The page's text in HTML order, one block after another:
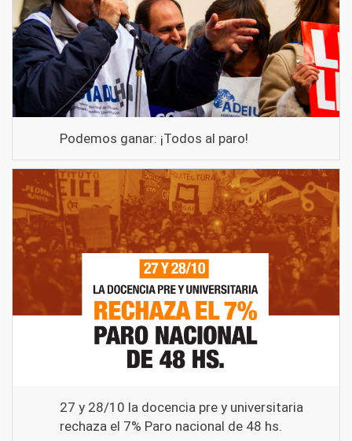
Podemos ganar: ¡Todos al paro!
27 y 28/10 la docencia pre y universitaria
rechaza el 7% Paro nacional de 48 hs.